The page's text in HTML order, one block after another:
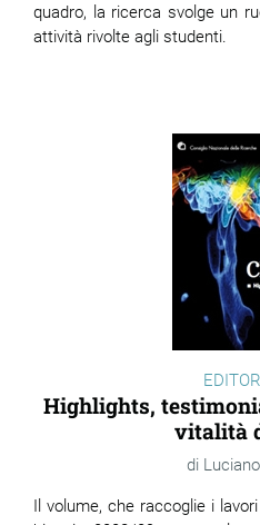
quadro, la ricerca svolge un
attività rivolte agli studenti.
Highlights,
vitalità
Il volume, che raccoglie i